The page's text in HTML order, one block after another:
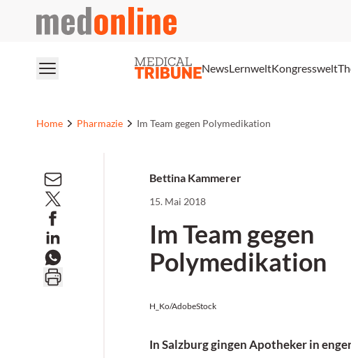
medonline
NewsLernweltKongresswelt
Home Pharmazie Im Team gegen Polymedikation
Bettina Kammerer
15. Mai 2018
Im Team gegen
Polymedikation
H_Ko/AdobeStock
In Salzburg gingen Apotheker in